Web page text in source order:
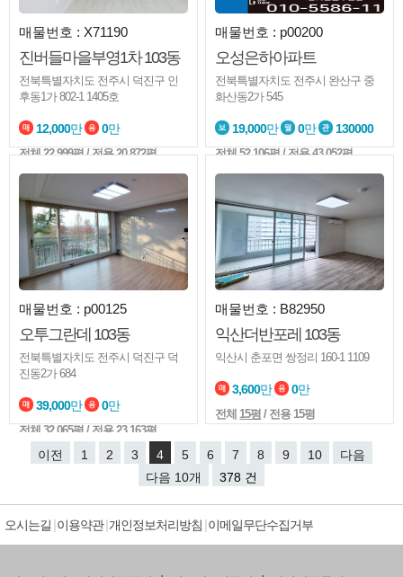
매물번호 : X71190
진버들마을부영1차 103동
전북특별자치도 전주시 덕진구 인
후동1가 802-1 1405호
12,000만 0만
전체22.999평/ 전용 20.872평
매물번호 : p00200
오성은하아파트
전북특별자치도 전주시 완산구 중
화산동2가 545
19,000만 0만 130000
전체52.106평/ 전용 43.052평
매물번호 : p00125
오투그란데 103동
전북특별자치도 전주시 덕진구 덕
진동2가 684
39,000만 0만
전체 32.065평 / 전용 23.163평
매물번호 : B82950
익산더반포레 103동
익산시 춘포면 쌍정리 160-1 1109
3,600만 0만
전체 15평 / 전용 15평
이전 1 2 3 4 5 6 7 8 9 10
다음
다음 10개
378 건
오시는길 이용약관 개인정보처리방침 이메일무단수집거부